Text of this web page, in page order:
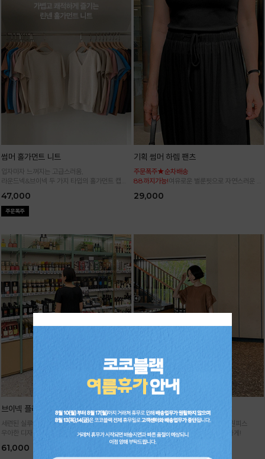
썸머 홀가먼트 니트
입자마자 느껴지는 고급스러움,
라운드넥&브이넥 두 가지 타입의 홀가먼트 캡니
47,000
기획 썸머 하렘 팬츠
주문폭주★순차배송
88까지가능!여유로운 벌룬핏으로 자연스러운 체
29,000
브이넥 플리츠 원피스
세련된 실루엣이 돋보이는 플리츠 원피스
우아한 디자인에 시원한 소재감으로 굿!
61,000
날개 플리츠 원피스
세련된 실루엣으로 멋스러운 플리츠 원피스
고급스러운 아웃핏으로 여름을 우아하게!
61,000